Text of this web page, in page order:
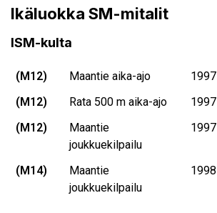
Ikäluokka SM-mitalit
ISM-kulta
(M12) Maantie aika-ajo
1997
(M12)
Rata 500 m aika-ajo
1997
(M12)
Maantie
joukkuekilpailu
1997
(M14)
Maantie
joukkuekilpailu
1998